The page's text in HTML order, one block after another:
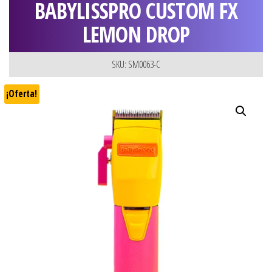
BABYLISSPRO CUSTOM FX
LEMON DROP
SKU: SM0063-C
¡Oferta!